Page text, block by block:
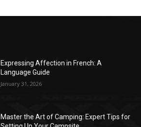
Expressing Affection in French: A
Language Guide
January 31, 2026
Master the Art of Camping: Expert Tips for